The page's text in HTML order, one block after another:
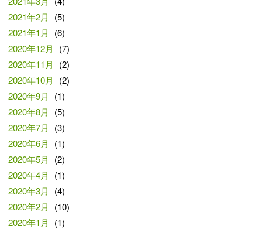
2021年2月
(5)
2021年1月
(6)
2020年12月
(7)
2020年11月
(2)
2020年10月
(2)
2020年9月
(1)
2020年8月
(5)
2020年7月
(3)
2020年6月
(1)
2020年5月
(2)
2020年4月
(1)
2020年3月
(4)
2020年2月
(10)
2020年1月
(1)